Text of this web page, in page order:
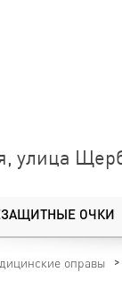
улица
ОЧКИ
оправы